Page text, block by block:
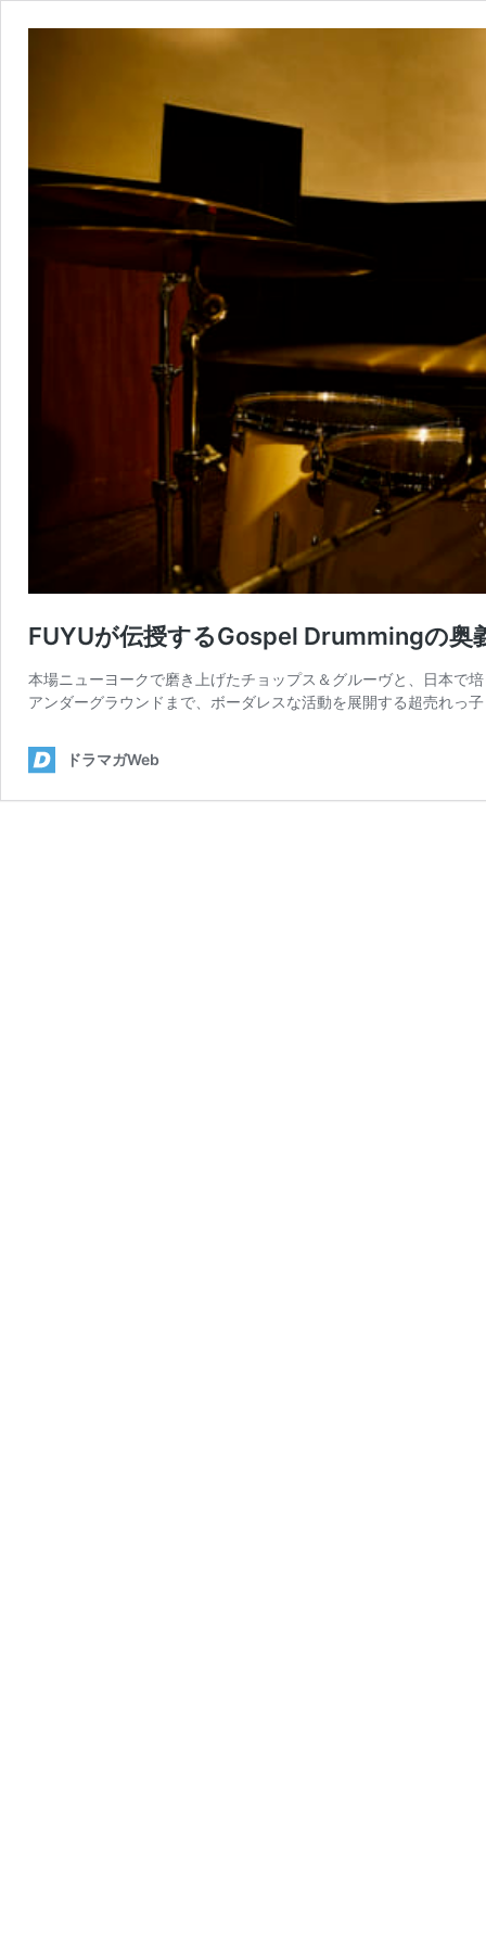
FUYUが伝授するGospel Drummingの奥
本場ニューヨークで磨き上げたチョップス＆グルーヴと、日本で
アンダーグラウンドまで、ボーダレスな活動を展開する超売れっ
ドラマガWeb